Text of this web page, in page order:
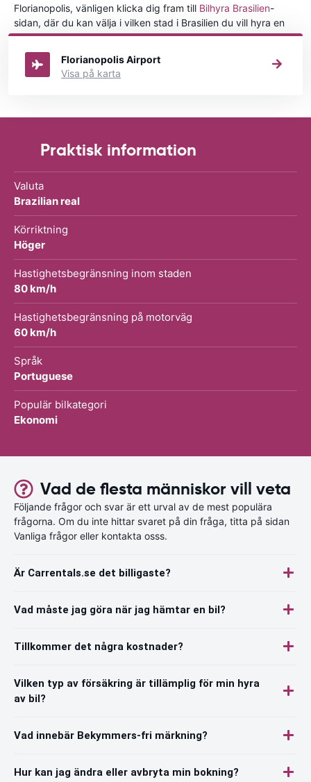
Florianopolis, vänligen klicka dig fram till Bilhyra Brasilien-
sidan, där du kan välja i vilken stad i Brasilien du vill hyra en
bil.
Florianopolis Airport
Visa på karta
Praktisk information
Valuta
Brazilian real
Körriktning
Höger
Hastighetsbegränsning inom staden
80 km/h
Hastighetsbegränsning på motorväg
60 km/h
Språk
Portuguese
Populär bilkategori
Ekonomi
Vad de flesta människor vill veta
Följande frågor och svar är ett urval av de mest populära
frågorna. Om du inte hittar svaret på din fråga, titta på sidan
Vanliga frågor eller kontakta osss.
Är Carrentals.se det billigaste?
Vad måste jag göra när jag hämtar en bil?
Tillkommer det några kostnader?
Vilken typ av försäkring är tillämplig för min hyra
av bil?
Vad innebär Bekymmers-fri märkning?
Hur kan jag ändra eller avbryta min bokning?